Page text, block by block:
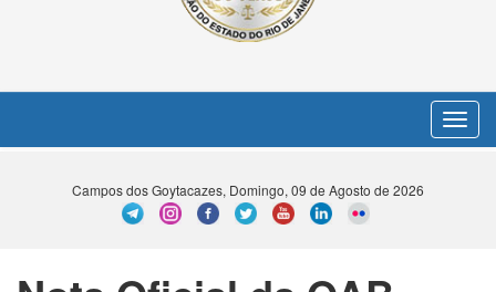
Toggle
Campos dos Goytacazes, Domingo, 09 de Agosto de 2026